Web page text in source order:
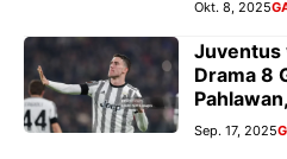
Okt. 8, 2025
Juventus
Drama 8
Sep. 17, 2025